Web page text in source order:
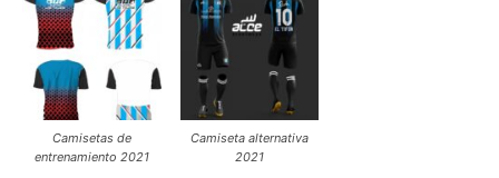
Camisetas de
entrenamiento 2021
Camiseta alternativa
2021